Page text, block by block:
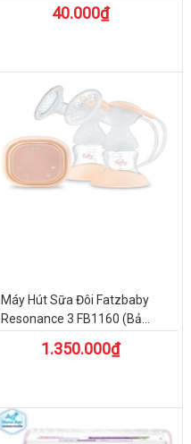
40.000₫
Máy Hút Sữa Đôi Fatzbaby
Resonance 3 FB1160 (Bả...
1.350.000₫